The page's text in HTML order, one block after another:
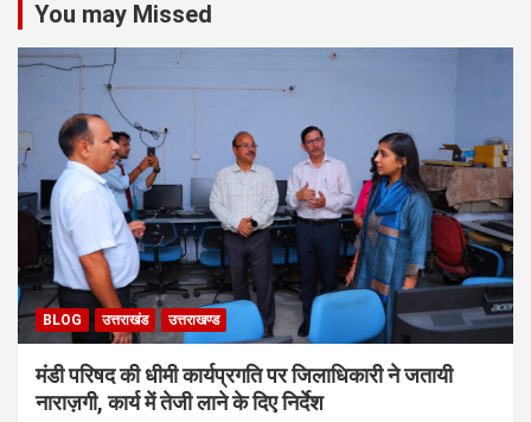
You may Missed
BLOG उत्तराखंड उत्तराखण्ड
मंडी परिषद की धीमी कार्यप्रगति पर जिलाधिकारी ने जतायी
नाराज़गी, कार्य में तेजी लाने के दिए निर्देश